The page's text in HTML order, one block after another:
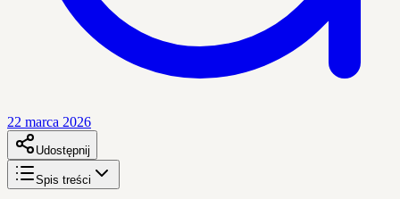
22 marca 2026
Udostępnij
Spis treści